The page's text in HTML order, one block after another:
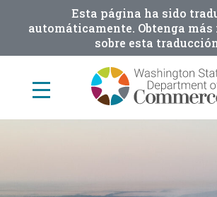
Esta página ha sido
automáticamente. Obtenga
sobre esta